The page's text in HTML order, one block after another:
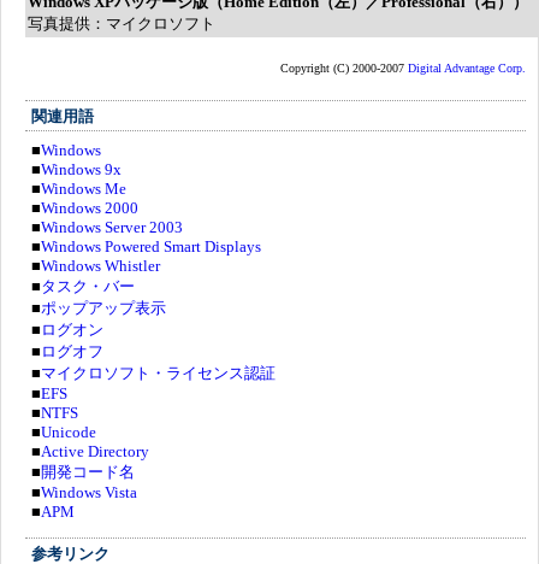
写真提供：マイクロソフト
Copyright (C) 2000-2007 Digital Advantage Corp.
関連用語
■Windows
■Windows 9x
■Windows Me
■Windows 2000
■Windows Server 2003
■Windows Powered Smart Displays
■Windows Whistler
■タスク・バー
■ポップアップ表示
■ ログオン
■ ログオフ
■マイクロソフト・ライセンス認証
■EFS
■NTFS
■Unicode
■Active Directory
■開発コード名
■Windows Vista
■APM
参考リンク